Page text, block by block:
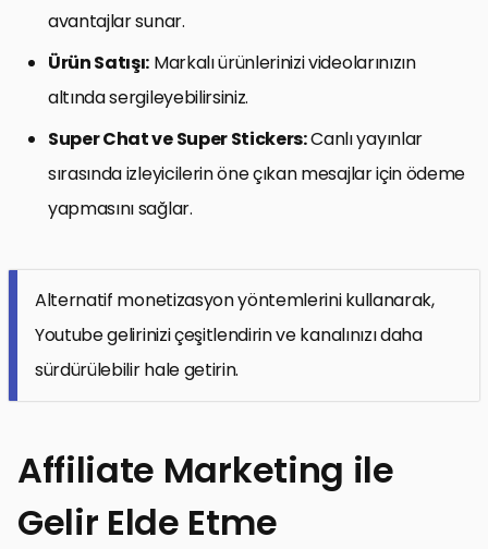
avantajlar sunar.
Ürün Satışı: Markalı ürünlerinizi videolarınızın
altında sergileyebilirsiniz.
Super Chat ve Super Stickers:Canlı yayınlar
sırasında izleyicilerin öne çıkan mesajlar için ödeme
yapmasını sağlar.
Alternatif monetizasyon yöntemlerini kullanarak,
Youtube gelirinizi çeşitlendirin ve kanalınızı daha
sürdürülebilir hale getirin.
Affiliate Marketing ile
Gelir Elde Etme